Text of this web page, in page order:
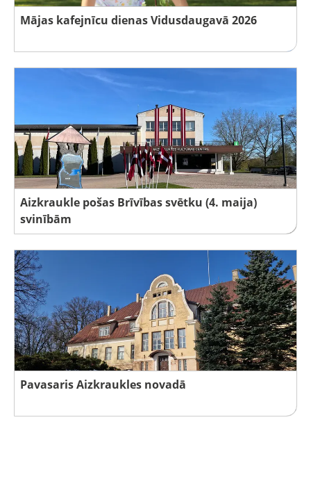
Mājas kafejnīcu dienas Vidusdaugavā 2026
Aizkraukle pošas Brīvības svētku (4. maija)
svinībām
Pavasaris Aizkraukles novadā